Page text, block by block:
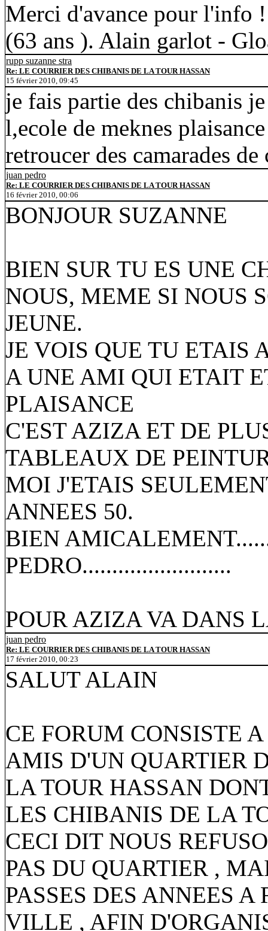
Merci d'avance pour l'info
(63 ans ). Alain garlot -
rupp suzanne stra
Re: LE COURRIER DES CHIBANIS DE LA TOUR HASSAN
15 février 2010, 09:45
je fais partie des chibanis
l,ecole de meknes
retroucer des camarades
juan pedro
Re: LE COURRIER DES CHIBANIS DE LA TOUR HASSAN
16 février 2010, 00:06
BONJOUR SUZANNE
BIEN SUR TU ES UNE
NOUS, MEME SI NOUS
JEUNE.
JE VOIS QUE TU ETAIS
A UNE AMI QUI ETAIT
PLAISANCE
C'EST AZIZA ET DE
TABLEAUX DE
MOI J'ETAIS
ANNEES 50.
BIEN
PEDRO.........................
POUR AZIZA VA DANS
juan pedro
Re: LE COURRIER DES CHIBANIS DE LA TOUR HASSAN
17 février 2010, 00:23
SALUT ALAIN
CE FORUM CONSISTE
AMIS D'UN QUARTIER
LA TOUR HASSAN
LES CHIBANIS DE LA
CECI DIT NOUS
PAS DU QUARTIER ,
PASSES DES ANNEES
VILLE , AFIN